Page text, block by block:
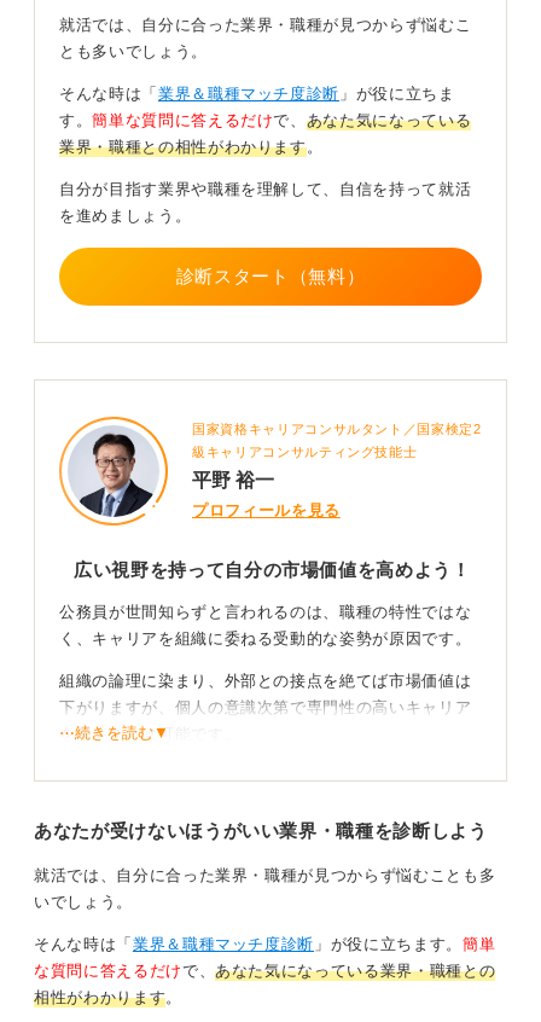
同じ部署や同じ自治体の価値観だけで仕事をしている
と、外の世界との感覚差に気付きにくくなります。
世間知らずにならないためには、民間のニュースや業界
動向に常に関心を持ち、異業種の人と交流を持つ習慣が
重要です。
自分の仕事を社会全体の中で捉え直す視点を持てば、閉
鎖的な思考に陥ることはありません。
自ら学びに行く姿勢を持ち続けることが、公務員として
の成長にも直結します。
0
就活では、自分に合った業界・職種が見つからず悩むこ
とも多いでしょう。
そんな時は「 業界＆職種マッチ度診断 」が役に立ちま
す。簡単な質問に答えるだけで、 あなた気になっている
業界・職種との相性がわかります。
自分が目指す業界や職種を理解して、自信を持って就活
を進めましょう。
診断スタート（無料）
国家資格キャリアコンサルタント／国家検定2
級キャリアコンサルティング技能士
平野 裕一
プロフィールを見る
広い視野を持って自分の市場価値を高めよう！
公務員が世間知らずと言われるのは、職種の特性ではな
く、キャリアを組織に委ねる受動的な姿勢が原因です。
組織の論理に染まり、外部との接点を絶てば市場価値は
下がりますが、個人の意識次第で専門性の高いキャリア
を築くことは可能です。
しかし、公務員の仕事の本質は多種多様なステークホル
ダーとの利害調整や法務、大規模プロジェクトの管理で
あり、これらは本来、汎用性の高いスキルです。
外の視点を取り入れて客観性を磨いていこう！
市場価値を維持するためには、意識的に外の物差しを取
⋯続きを読む▼
あなたが受けないほうがいい業界・職種を診断しよう
就活では、自分に合った業界・職種が見つからず悩むことも多
いでしょう。
そんな時は「 業界＆職種マッチ度診断 」が役に立ちます。 簡単
な質問に答えるだけで、あなた気になっている業界・職種との
相性がわかります。